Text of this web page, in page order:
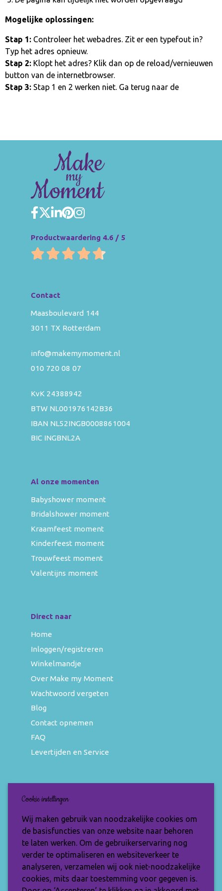
Mogelijke oplossingen:
Stap 1: Controleer het webadres. Zit er een typefout in?
Typ het adres opnieuw.
Stap 2: Klopt het adres? Klik dan op de reload/vernieuwen
button van de internetbrowser.
Stap 3: Stap 1 en 2 werken niet. Ga terug naar de
Productwaardering 4.6 / 5
Contact
Maasboulevard 144
3011 TX Rotterdam
info@makemymoment.nl
010 720 08 07
KvK 24388942
BTW NL001976142B36
IBAN NL52INGB0008861004
BIC INGBNL2A
Al onze momenten
Babyshower moment
Bridalshower moment
Kraamfeest moment
Kinderfeest moment
Trouwfeest moment
Valentijns moment
Direct naar
Home
Inloggen/registreren
Winkelmandje
Over Make my Moment
Wachtwoord vergeten
Blog
Contact opnemen
FAQ
Levertijden en Service
Nieuwsbrief
Wil jij op de hoogte blijven van de nieuwste
items en speciale aanbiedingen? Vul je e-
mailadres dan in en ontvang de Make My
Moment nieuwsbrief.
Cookie instellingen
Wij maken gebruik van noodzakelijke cookies om
de basisfuncties van onze website naar behoren
te laten werken. Om de gebruikerservaring nog
verder te optimaliseren en websiteverkeer te
analyseren, verzamelen wij ook niet-noodzakelijke
cookies, mits daar toestemming voor gegeven is.